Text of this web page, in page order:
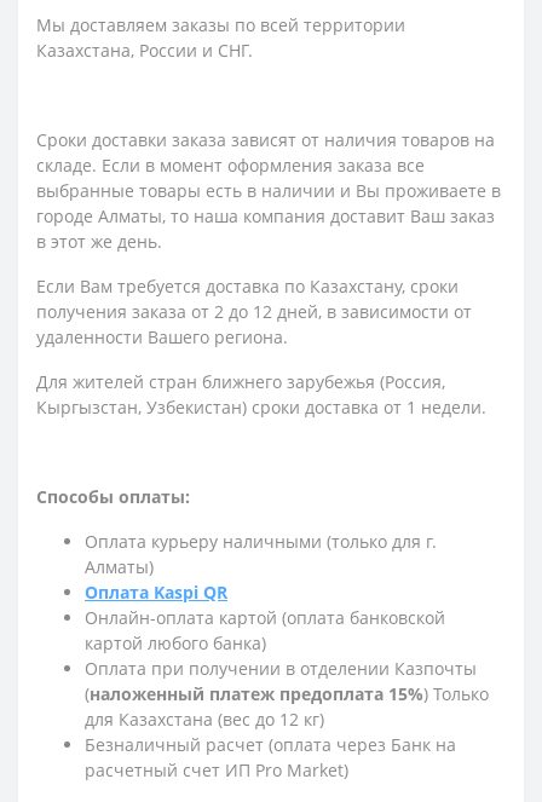
Мы доставляем заказы по всей территории
Казахстана, России и СНГ.
Сроки доставки заказа зависят от наличия товаров на
складе. Если в момент оформления заказа все
выбранные товары есть в наличии и Вы проживаете в
городе Алматы, то наша компания доставит Ваш заказ
в этот же день.
Если Вам требуется доставка по Казахстану, сроки
получения заказа от 2 до 12 дней, в зависимости от
удаленности Вашего региона.
Для жителей стран ближнего зарубежья (Россия,
Кыргызстан, Узбекистан) сроки доставка от 1 недели.
Способы оплаты:
Оплата курьеру наличными (только для г.
Алматы)
Оплата Kaspi QR
Онлайн-оплата картой (оплата банковской
картой любого банка)
Оплата при получении в отделении Казпочты
(наложенный платеж предоплата 15%) Только
для Казахстана (вес до 12 кг)
Безналичный расчет (оплата через Банк на
расчетный счет ИП Pro Market)